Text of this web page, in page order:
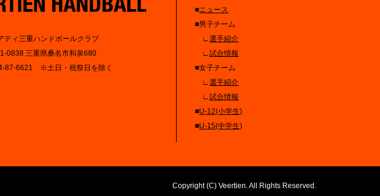
ティ三重ハンドボールクラブ
0838 三重県桑名市和泉680
87-6621 ※土日・祝祭日を除く
■ニュース
■男子チーム
∟選手紹介
∟試合情報
■女子チーム
∟選手紹介
∟試合情報
■U-12(小学生)
■U-15(中学生)
Copyright (C) Veertien. All Rights Reserved.